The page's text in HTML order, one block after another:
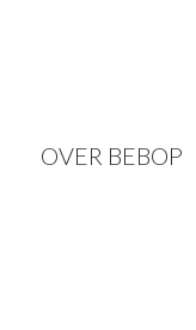
OVER BEBOP